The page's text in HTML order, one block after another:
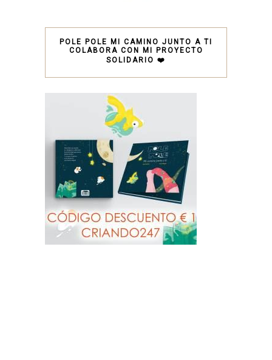
POLE POLE MI CAMINO JUNTO A TI
COLABORA CON MI PROYECTO
SOLIDARIO ❤️